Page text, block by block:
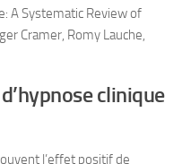
A Systematic Review of
Cramer, Romy Lauche,
clinique
l’effet positif de